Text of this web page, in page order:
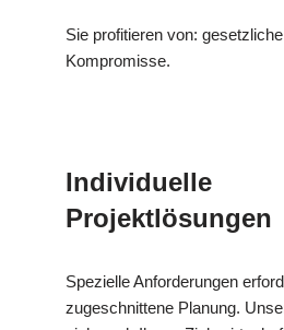
Sie profitieren von:
Kompromisse.
Individuelle
Projektlösungen
Spezielle Anforderungen
zugeschnittene Planung.